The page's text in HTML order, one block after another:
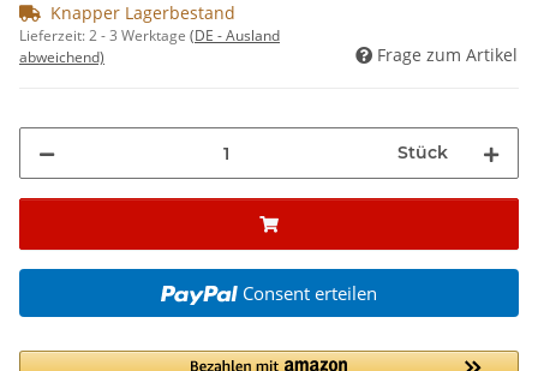
Knapper Lagerbestand
Lieferzeit:2 - 3 Werktage (DE - Ausland
abweichend)
Frage zum Artikel
Stück
Consent erteilen